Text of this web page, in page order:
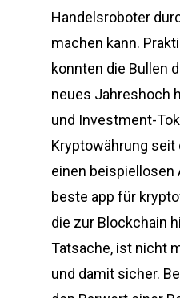
Handelsroboter
machen kann.
konnten die Bullen
neues Jahreshoch
und Investment-
Kryptowährung seit
einen
beste app für
die zur Blockchain
Tatsache, ist nicht
und damit sicher.